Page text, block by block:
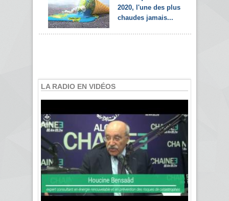
2020, l'une des plus
chaudes jamais...
LA RADIO EN VIDÉOS